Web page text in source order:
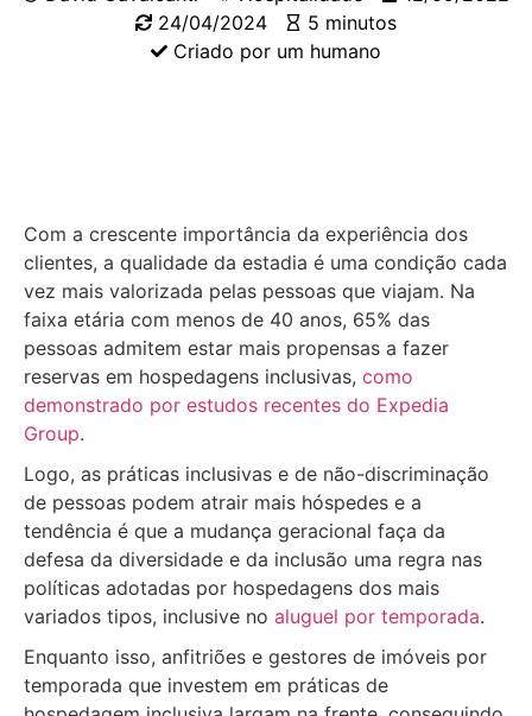
24/04/2024
5 minutos
Criado por um humano
Com a crescente importância da experiência dos
clientes, a qualidade da estadia é uma condição cada
vez mais valorizada pelas pessoas que viajam. Na
faixa etária com menos de 40 anos, 65% das
pessoas admitem estar mais propensas a fazer
reservas em hospedagens inclusivas, como
demonstrado por estudos recentes do Expedia
Group.
Logo, as práticas inclusivas e de não-discriminação
de pessoas podem atrair mais hóspedes e a
tendência é que a mudança geracional faça da
defesa da diversidade e da inclusão uma regra nas
políticas adotadas por hospedagens dos mais
variados tipos, inclusive no aluguel por temporada.
Enquanto isso, anfitriões e gestores de imóveis por
temporada que investem em práticas de